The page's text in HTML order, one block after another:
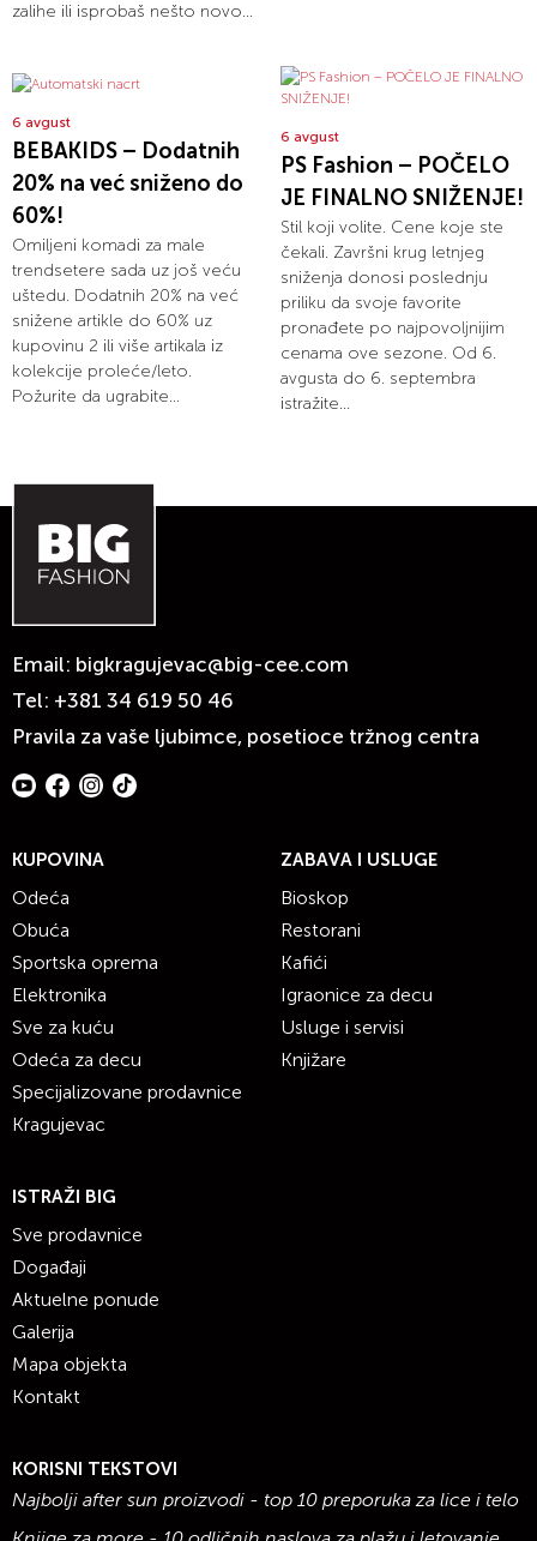
zalihe ili isprobaš nešto novo...
6 avgust
BEBAKIDS – Dodatnih
20% na već sniženo do
60%!
Omiljeni komadi za male
trendsetere sada uz još veću
uštedu. Dodatnih 20% na već
snižene artikle do 60% uz
kupovinu 2 ili više artikala iz
kolekcije proleće/leto.
Požurite da ugrabite...
6 avgust
PS Fashion – POČELO
JE FINALNO SNIŽENJE!
Stil koji volite. Cene koje ste
čekali. Završni krug letnjeg
sniženja donosi poslednju
priliku da svoje favorite
pronađete po najpovoljnijim
cenama ove sezone. Od 6.
avgusta do 6. septembra
istražite...
Email: bigkragujevac@big-cee.com
Tel: +381 34 619 50 46
Pravila za vaše ljubimce, posetioce tržnog centra
KUPOVINA
Odeća
Obuća
Sportska oprema
Elektronika
Sve za kuću
Odeća za decu
Specijalizovane prodavnice
Kragujevac
ZABAVA I USLUGE
Bioskop
Restorani
Kafići
Igraonice za decu
Usluge i servisi
Knjižare
ISTRAŽI BIG
Sve prodavnice
Događaji
Aktuelne ponude
Galerija
Mapa objekta
Kontakt
KORISNI TEKSTOVI
Najbolji after sun proizvodi - top 10 preporuka za lice i telo